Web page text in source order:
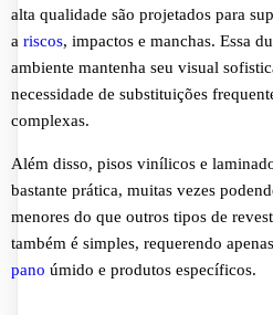
alta qualidade são projetados para
a riscos, impactos e manchas. Essa
ambiente mantenha seu visual
necessidade de substituições
complexas.
Além disso, pisos vinílicos e
bastante prática, muitas vezes
menores do que outros tipos de
também é simples, requerendo
pano úmido e produtos específicos.